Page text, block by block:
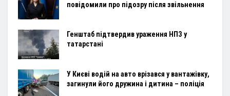
повідомили про підозру після звільнення
Генштаб підтвердив ураження НПЗ у
татарстані
У Києві водій на авто врізався у вантажівку,
загинули його дружина і дитина – поліція